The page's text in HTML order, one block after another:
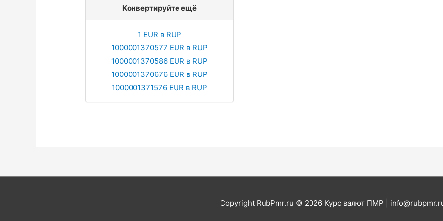
Конвертируйте ещё
1 EUR в RUP
1000001370577 EUR в RUP
1000001370586 EUR в RUP
1000001370676 EUR в RUP
1000001371576 EUR в RUP
Copyright RubPmr.ru © 2026 Курс валют ПМР